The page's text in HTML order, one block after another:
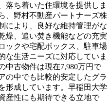
落ち着いた住環境を提供しま
、野村不動産パートナーズ株
により、良好な維持管理がな
燥、追い焚き機能などの充実
ックや宅配ボックス、駐車場
な生活ニーズに対応していま
中古物件は現在7,980万円で
の中でも比較的安定したグラ
形成しています。早稲田大学
産性にも期待できる立地で